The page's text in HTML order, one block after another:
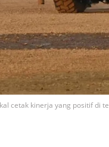
cetak kinerja yang positif